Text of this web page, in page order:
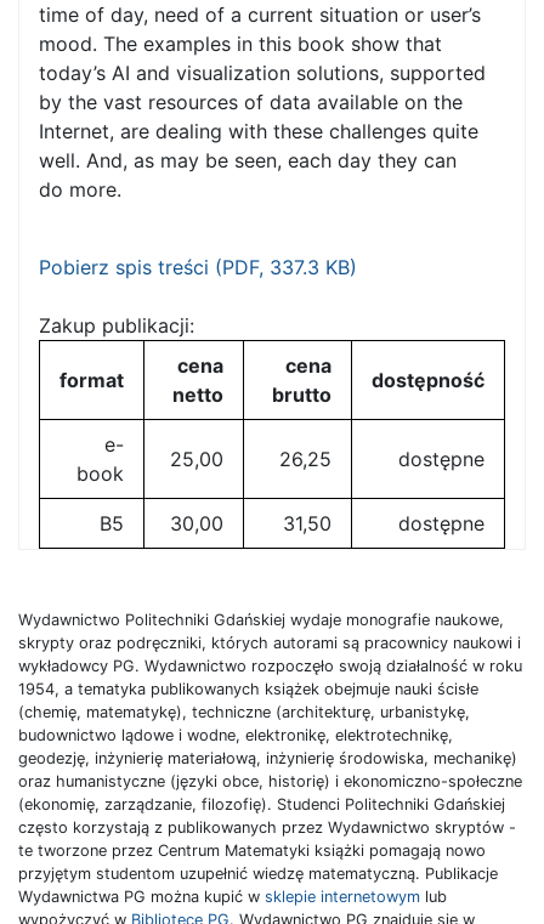
time of day, need of a current situation or user’s
mood. The examples in this book show that
today’s AI and visualization solutions, supported
by the vast resources of data available on the
Internet, are dealing with these challenges quite
well. And, as may be seen, each day they can
do more.
Pobierz spis treści (PDF, 337.3 KB)
Zakup publikacji:
format
cena
netto
cena
brutto
dostępność
e-
book
25,00 26,25 dostępne
B5 30,00 31,50 dostępne
Wydawnictwo Politechniki Gdańskiej wydaje monografie naukowe,
skrypty oraz podręczniki, których autorami są pracownicy naukowi i
wykładowcy PG. Wydawnictwo rozpoczęło swoją działalność w roku
1954, a tematyka publikowanych książek obejmuje nauki ścisłe
(chemię, matematykę), techniczne (architekturę, urbanistykę,
budownictwo lądowe i wodne, elektronikę, elektrotechnikę,
geodezję, inżynierię materiałową, inżynierię środowiska, mechanikę)
oraz humanistyczne (języki obce, historię) i ekonomiczno-społeczne
(ekonomię, zarządzanie, filozofię). Studenci Politechniki Gdańskiej
często korzystają z publikowanych przez Wydawnictwo skryptów -
te tworzone przez Centrum Matematyki książki pomagają nowo
przyjętym studentom uzupełnić wiedzę matematyczną. Publikacje
Wydawnictwa PG można kupić w sklepie internetowym lub
wypożyczyć w Bibliotece PG. Wydawnictwo PG znajduje się w